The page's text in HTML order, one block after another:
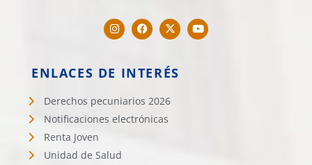
ENLACES DE INTERÉS
Derechos pecuniarios 2026
Notificaciones electrónicas
Renta Joven
Unidad de Salud